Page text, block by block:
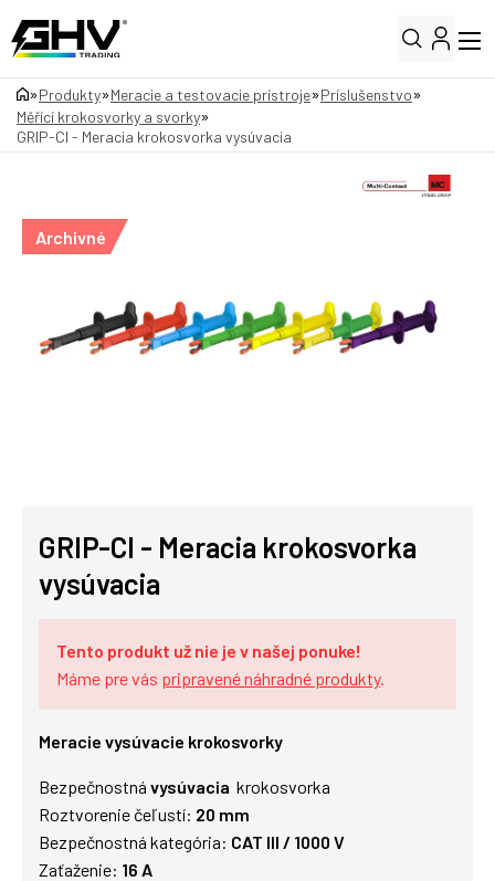
»Produkty»Meracie a testovacie prístroje»Príslušenstvo»
Měřící krokosvorky a svorky»
GRIP-CI - Meracia krokosvorka vysúvacia
Archivné
GRIP-CI - Meracia krokosvorka
vysúvacia
Tento produkt už nie je v našej ponuke!
Máme pre vás pripravené náhradné produkty.
Meracie vysúvacie krokosvorky
Bezpečnostná vysúvacia krokosvorka
Roztvorenie čeľustí: 20 mm
Bezpečnostná kategória: CAT III / 1000 V
Zaťaženie: 16 A